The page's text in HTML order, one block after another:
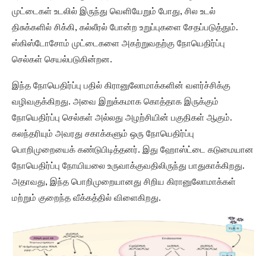
முட்டைகள் உடலில் இருந்து வெளியேறும் போது, சில உடல்
திசுக்களில் சிக்கி, கல்லீரல் போன்ற உறுப்புகளை சேதப்படுத்தும்.
ஸ்கிஸ்டோசோம் முட்டைகளை அகற்றுவதற்கு நோயெதிர்ப்பு
செல்கள் செயல்படுகின்றன.
இந்த நோயெதிர்ப்பு பதில் கிரானுலோமாக்களின் வளர்ச்சிக்கு
வழிவகுக்கிறது. அவை இறுக்கமாக கொத்தாக இருக்கும்
நோயெதிர்ப்பு செல்கள் அல்லது அழற்சியின் பகுதிகள் ஆகும்.
கலந்தரியும் அவரது சகாக்களும் ஒரு நோயெதிர்ப்பு
பொறிமுறையைக் கண்டுபிடித்தனர். இது ஹோஸ்ட்டை கடுமையான
நோயெதிர்ப்பு நோயியலை உருவாக்குவதிலிருந்து பாதுகாக்கிறது.
அதாவது, இந்த பொறிமுறையானது சிறிய கிரானுலோமாக்கள்
மற்றும் குறைந்த வீக்கத்தில் விளைகிறது.